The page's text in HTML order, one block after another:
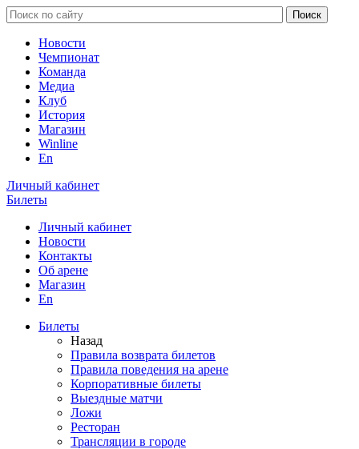
Новости
Чемпионат
Команда
Медиа
Клуб
История
Магазин
Winline
En
Личный кабинет
Билеты
Личный кабинет
Новости
Контакты
Об арене
Магазин
En
Билеты
Назад
Правила возврата билетов
Правила поведения на арене
Корпоративные билеты
Выездные матчи
Ложи
Ресторан
Трансляции в городе